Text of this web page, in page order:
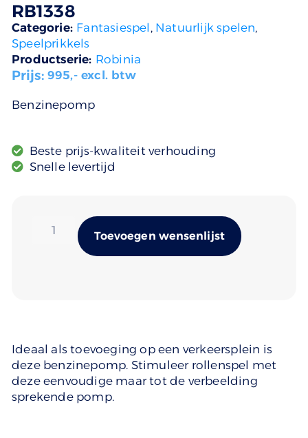
RB1338
Categorie: Fantasiespel , Natuurlijk spelen,
Speelprikkels
Productserie: Robinia
Prijs:995,- excl. btw
Benzinepomp
Beste prijs-kwaliteit verhouding
Snelle levertijd
Toevoegen wensenlijst
Ideaal als toevoeging op een verkeersplein is
deze benzinepomp. Stimuleer rollenspel met
deze eenvoudige maar tot de verbeelding
sprekende pomp.